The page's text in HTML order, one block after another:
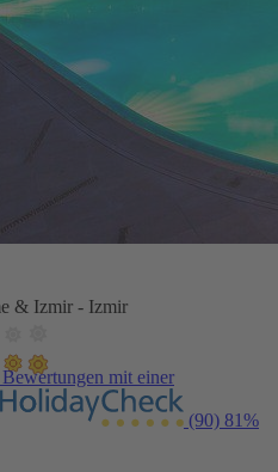
& Izmir - Izmir
mit einer
(90) 81%